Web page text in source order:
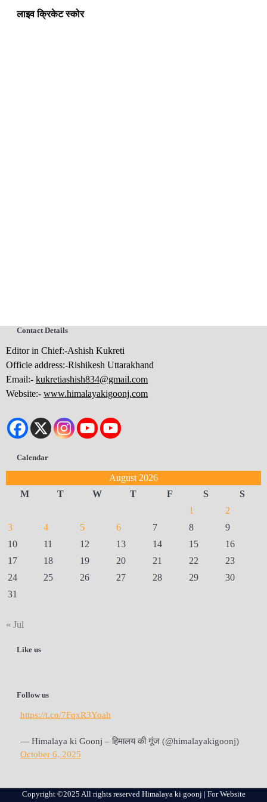
लाइव क्रिकेट स्कोर
Contact Details
Editor in Chief:-Ashish Kukreti
Officie address:-Rishikesh Uttarakhand
Email:- kukretiashish834@gmail.com
Website:- www.himalayakigoonj.com
Calendar
August 2026
M
T W T F S
S
1
2
3
4 5 6 7 8
9
10
11 12 13 14 15
16
17
18 19 20 21 22
23
24
25 26 27 28 29
30
31
« Jul
Like us
Follow us
https://t.co/7FqxR3Yoah
— Himalaya ki Goonj – हिमालय की गूंज (@himalayakigoonj)
October 6, 2025
Copyright ©2025 All rights reserved Himalaya ki goonj | For Website